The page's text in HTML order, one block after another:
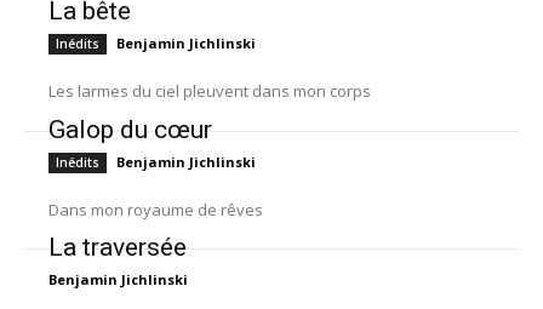
La bête
Inédits Benjamin Jichlinski
Les larmes du ciel pleuvent dans mon corps
Galop du cœur
Inédits Benjamin Jichlinski
Dans mon royaume de rêves
La traversée
Benjamin Jichlinski